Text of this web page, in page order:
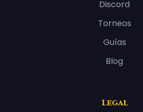
Discord
Torneos
Guías
Blog
Legal